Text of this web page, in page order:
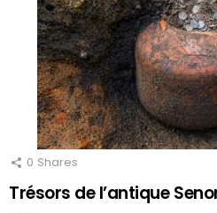
0 Shares
Trésors de l’antique